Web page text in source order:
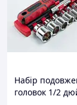
Набір
головок 1/2